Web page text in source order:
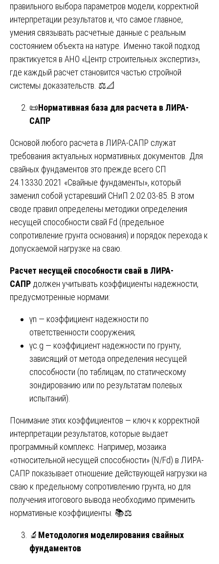
правильного выбора параметров модели, корректной
интерпретации результатов и, что самое главное,
умения связывать расчетные данные с реальным
состоянием объекта на натуре. Именно такой подход
практикуется в АНО «Центр строительных экспертиз»,
где каждый расчет становится частью стройной
системы доказательств. ⚖️📐
📜Нормативная база для расчета в ЛИРА-
САПР
Основой любого расчета в ЛИРА-САПР служат
требования актуальных нормативных документов. Для
свайных фундаментов это прежде всего СП
24.13330.2021 «Свайные фундаменты», который
заменил собой устаревший СНиП 2.02.03-85. В этом
своде правил определены методики определения
несущей способности свай Fd (предельное
сопротивление грунта основания) и порядок перехода к
допускаемой нагрузке на сваю.
Расчет несущей способности свай в ЛИРА-
САПР должен учитывать коэффициенты надежности,
предусмотренные нормами:
γn — коэффициент надежности по
ответственности сооружения;
γc.g — коэффициент надежности по грунту,
зависящий от метода определения несущей
способности (по таблицам, по статическому
зондированию или по результатам полевых
испытаний).
Понимание этих коэффициентов — ключ к корректной
интерпретации результатов, которые выдает
программный комплекс. Например, мозаика
«относительной несущей способности» (N/Fd) в ЛИРА-
САПР показывает отношение действующей нагрузки на
сваю к предельному сопротивлению грунта, но для
получения итогового вывода необходимо применить
нормативные коэффициенты. 📚⚖️
🔬 Методология моделирования свайных
фундаментов